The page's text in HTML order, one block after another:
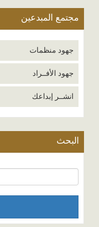
مجتمع المبدعين
جهود منظمات
جهود الأفــراد
انشــر إبداعك
البحث